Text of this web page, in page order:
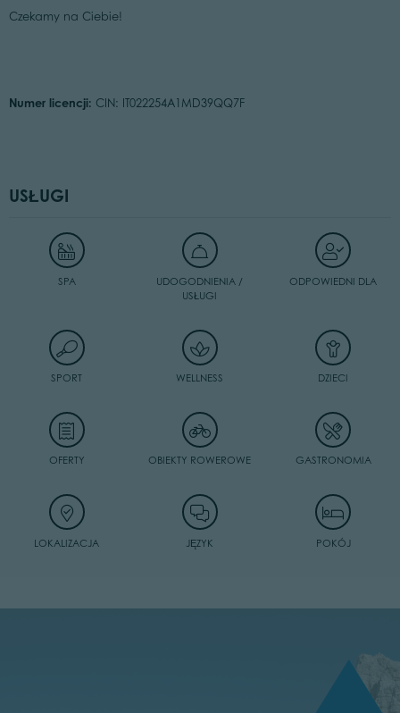
Czekamy na Ciebie!
Numer licencji: CIN: IT022254A1MD39QQ7F
USŁUGI
SPA
UDOGODNIENIA /
USŁUGI
ODPOWIEDNI DLA
SPORT WELLNESS DZIECI
OFERTY OBIEKTY ROWEROWE GASTRONOMIA
LOKALIZACJA JĘZYK POKÓJ